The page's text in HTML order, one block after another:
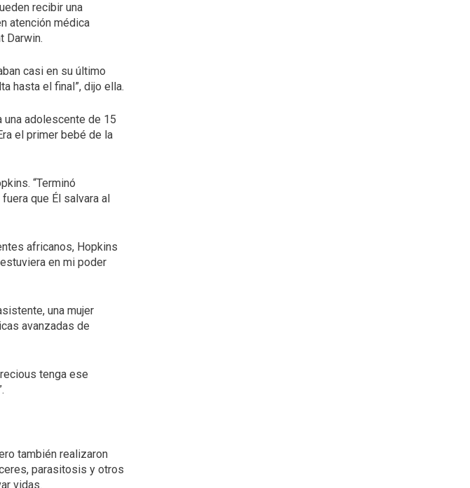
recibir una
atención médica
Darwin.
casi en su último
hasta el final”, dijo ella.
una adolescente de 15
el primer bebé de la
“Terminó
que Él salvara al
africanos, Hopkins
en mi poder
una mujer
avanzadas de
tenga ese
también realizaron
parasitosis y otros
vidas.